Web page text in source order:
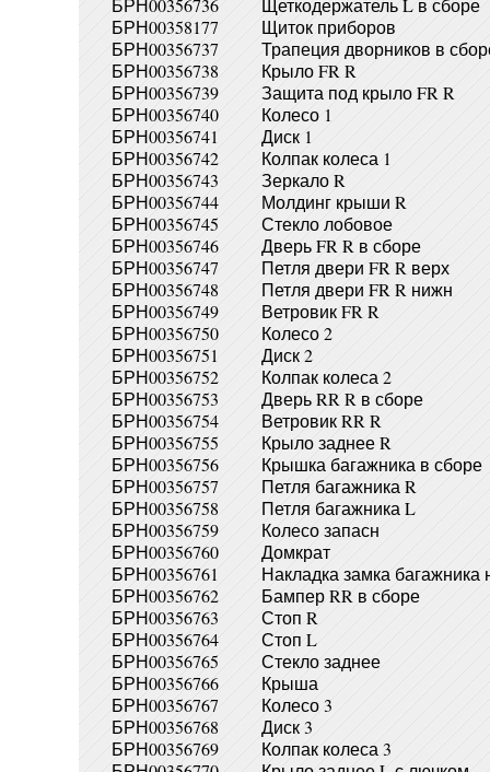
БРН00356736
Щеткодержатель L в сборе
БРН00358177
Щиток приборов
БРН00356737
Трапеция дворников в
БРН00356738
Крыло FR R
БРН00356739
Защита под крыло FR R
БРН00356740
Колесо 1
БРН00356741
Диск 1
БРН00356742
Колпак колеса 1
БРН00356743
Зеркало R
БРН00356744
Молдинг крыши R
БРН00356745
Стекло лобовое
БРН00356746
Дверь FR R в сборе
БРН00356747
Петля двери FR R верх
БРН00356748
Петля двери FR R нижн
БРН00356749
Ветровик FR R
БРН00356750
Колесо 2
БРН00356751
Диск 2
БРН00356752
Колпак колеса 2
БРН00356753
Дверь RR R в сборе
БРН00356754
Ветровик RR R
БРН00356755
Крыло заднее R
БРН00356756
Крышка багажника в сборе
БРН00356757
Петля багажника R
БРН00356758
Петля багажника L
БРН00356759
Колесо запасн
БРН00356760
Домкрат
БРН00356761
Накладка замка багажника
БРН00356762
Бампер RR в сборе
БРН00356763
Стоп R
БРН00356764
Стоп L
БРН00356765
Стекло заднее
БРН00356766
Крыша
БРН00356767
Колесо 3
БРН00356768
Диск 3
БРН00356769
Колпак колеса 3